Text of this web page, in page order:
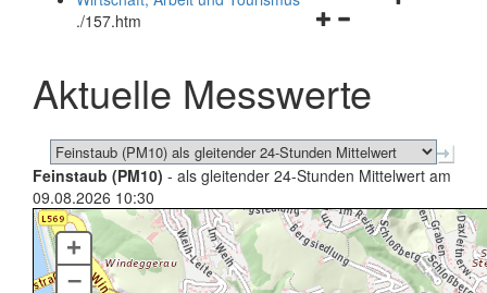
Navigationsmenü
schließen
./157.htm
Aktuelle Messwerte
Feinstaub (PM10) - als gleitender 24-Stunden Mittelwert am
09.08.2026 10:30
+
–